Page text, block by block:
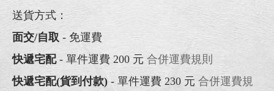
送貨方式：
面交/自取 - 免運費
快遞宅配- 單件運費 200 元 合併運費規則
快遞宅配(貨到付款) - 單件運費 230 元 合併運費規